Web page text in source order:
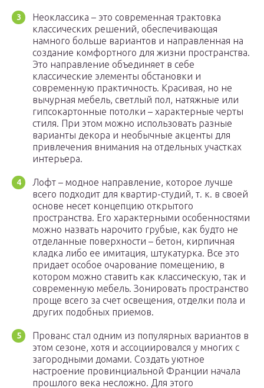
Неоклассика – это современная трактовка
классических решений, обеспечивающая
намного больше вариантов и направленная на
создание комфортного для жизни пространства.
Это направление объединяет в себе
классические элементы обстановки и
современную практичность. Красивая, но не
вычурная мебель, светлый пол, натяжные или
гипсокартонные потолки – характерные черты
стиля. При этом можно использовать разные
варианты декора и необычные акценты для
привлечения внимания на отдельных участках
интерьера.
Лофт – модное направление, которое лучше
всего подходит для квартир-студий, т. к. в своей
основе несет концепцию открытого
пространства. Его характерными особенностями
можно назвать нарочито грубые, как будто не
отделанные поверхности – бетон, кирпичная
кладка либо ее имитация, штукатурка. Все это
придает особое очарование помещению, в
котором можно ставить как классическую, так и
современную мебель. Зонировать пространство
проще всего за счет освещения, отделки пола и
других подобных приемов.
Прованс стал одним из популярных вариантов в
этом сезоне, хотя и ассоциировался у многих с
загородными домами. Создать уютное
настроение провинциальной Франции начала
прошлого века несложно. Для этого